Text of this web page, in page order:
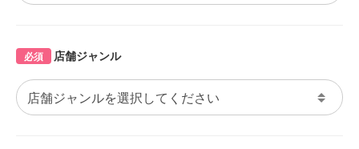
店舗ジャンル
必須